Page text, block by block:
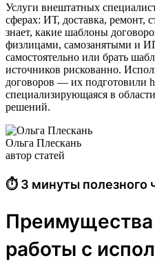
Услуги внештатных
сферах: ИТ, доставка, ремонт,
знает, какие шаблоны
физлицами, самозанятыми и
самостоятельно или брать
источников рискованно.
договоров — их подготовили
специализирующаяся в
решений.
Ольга Плескань
автор статей
⏱ 3 минуты полезного
Преимущества
работы с